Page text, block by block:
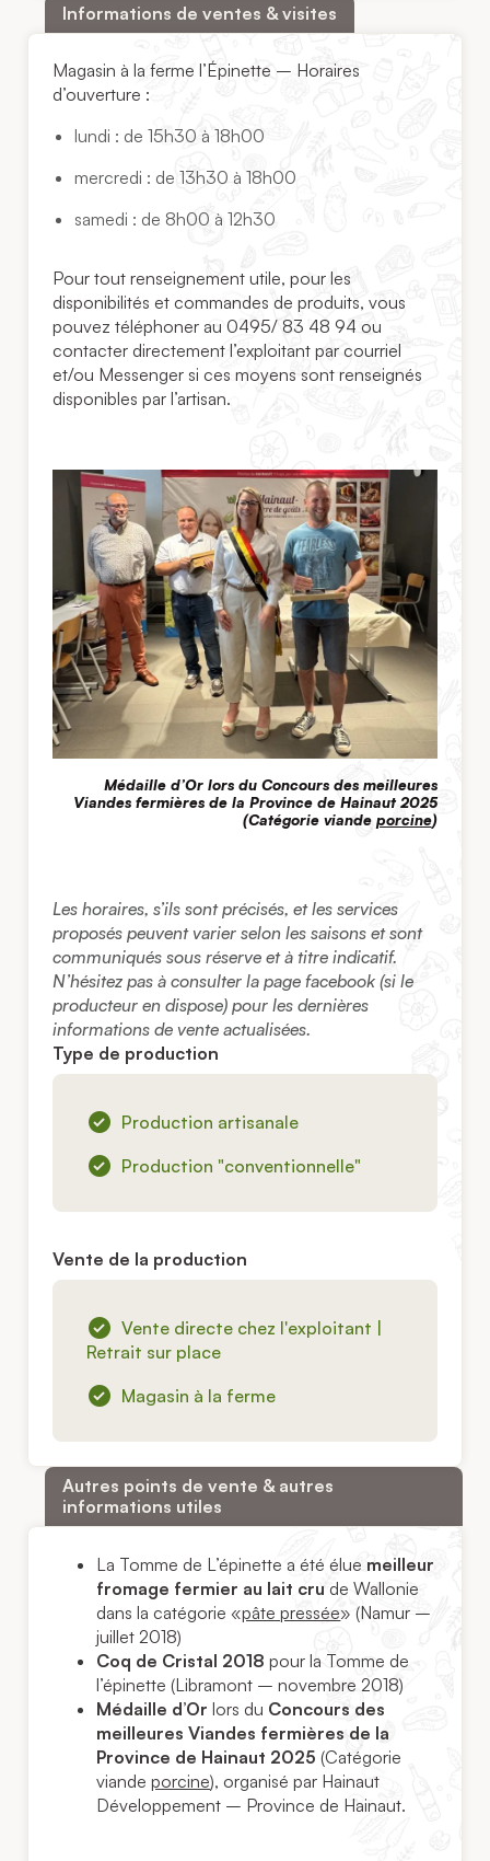
Informations de ventes & visites
Magasin à la ferme l’Épinette – Horaires
d’ouverture :
lundi : de 15h30 à 18h00
mercredi : de 13h30 à 18h00
samedi : de 8h00 à 12h30
Pour tout renseignement utile, pour les
disponibilités et commandes de produits, vous
pouvez téléphoner au 0495/ 83 48 94 ou
contacter directement l’exploitant par courriel
et/ou Messenger si ces moyens sont renseignés
disponibles par l’artisan.
Médaille d’Or lors du Concours des meilleures
Viandes fermières de la Province de Hainaut 2025
(Catégorie viande porcine)
Les horaires, s’ils sont précisés, et les services
proposés peuvent varier selon les saisons et sont
communiqués sous réserve et à titre indicatif.
N’hésitez pas à consulter la page facebook (si le
producteur en dispose) pour les dernières
informations de vente actualisées.
Type de production
Production artisanale
Production "conventionnelle"
Vente de la production
Vente directe chez l'exploitant |
Retrait sur place
Magasin à la ferme
Autres points de vente & autres
informations utiles
La Tomme de L’épinette a été élue meilleur
fromage fermier au lait cru de Wallonie
dans la catégorie «pâte pressée» (Namur –
juillet 2018)
Coq de Cristal 2018 pour la Tomme de
l’épinette (Libramont – novembre 2018)
Médaille d’Or lors du Concours des
meilleures Viandes fermières de la
Province de Hainaut 2025 (Catégorie
viandeporcine), organisé par Hainaut
Développement – Province de Hainaut.